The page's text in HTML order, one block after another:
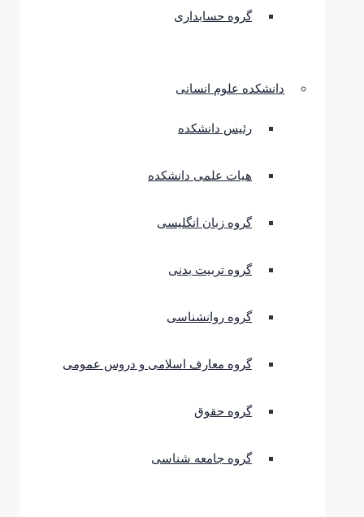
گروه حسابداری
دانشکده علوم انسانی
رئیس دانشکده
هیات علمی دانشکده
گروه زبان انگلیسی
گروه تربیت بدنی
گروه روانشناسی
گروه معارف اسلامی و دروس عمومی
گروه حقوق
گروه جامعه شناسی